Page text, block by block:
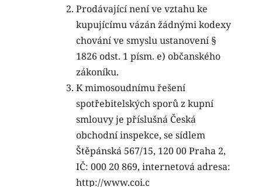
Prodávající není ve vztahu ke
kupujícímu vázán žádnými kodexy
chování ve smyslu ustanovení §
1826 odst. 1 písm. e) občanského
zákoníku.
K mimosoudnímu řešení
spotřebitelských sporů z kupní
smlouvy je příslušná Česká
obchodní inspekce, se sídlem
Štěpánská 567/15, 120 00 Praha 2,
IČ: 000 20 869, internetová adresa:
http://www.coi.c